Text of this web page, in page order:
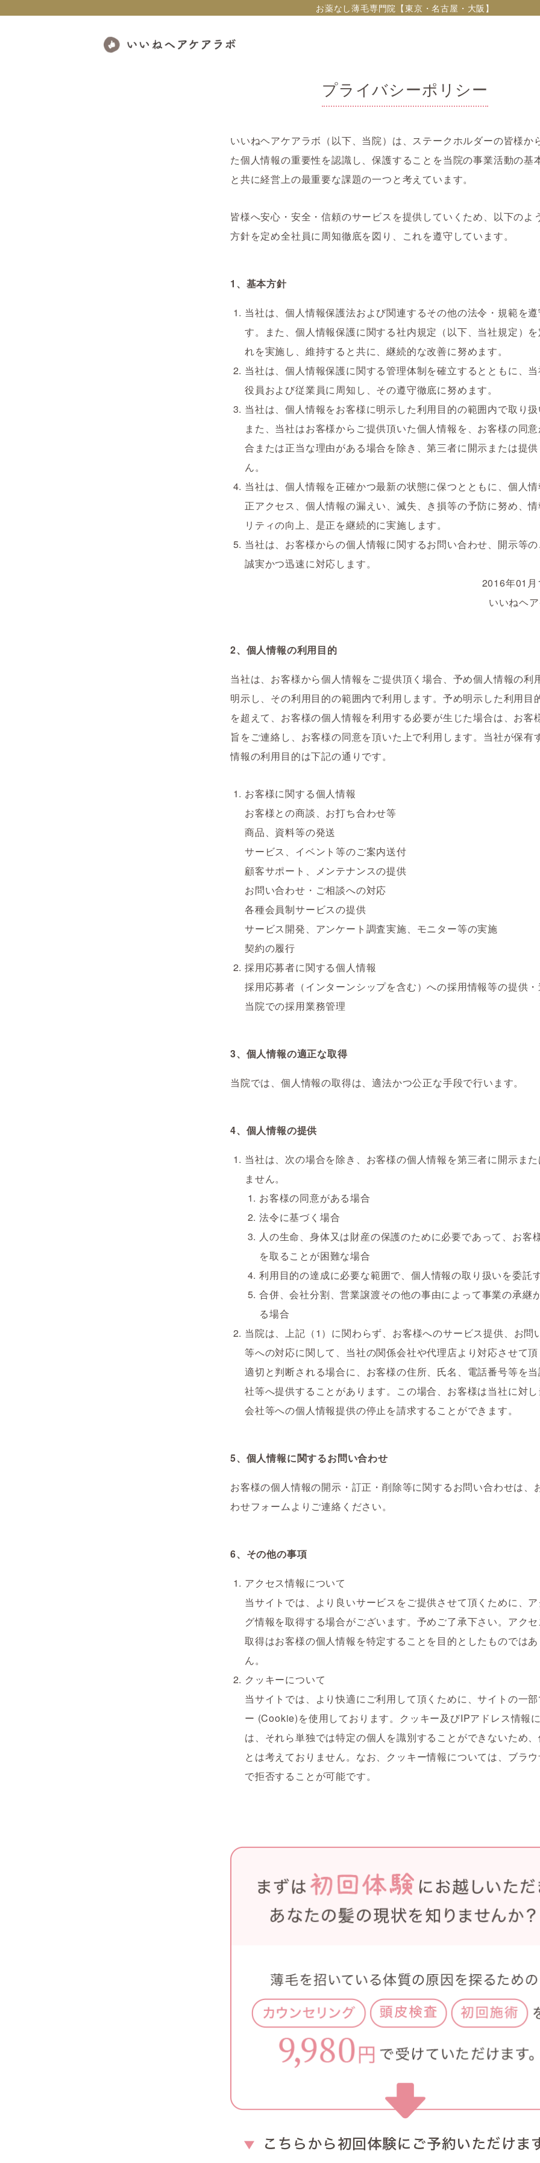
お薬なし薄毛専門院【東京・名古屋・大阪】
プライバシーポリシー
いいねヘアケアラボ（以下、当院）は、ステークホルダーの皆様か
た個人情報の重要性を認識し、保護することを当院の事業活動の基
と共に経営上の最重要な課題の一つと考えています。
皆様へ安心・安全・信頼のサービスを提供していくため、以下のよ
方針を定め全社員に周知徹底を図り、これを遵守しています。
1、基本方針
当社は、個人情報保護法および関連するその他の法令・規範を
す。また、個人情報保護に関する社内規定（以下、当社規定）
れを実施し、維持すると共に、継続的な改善に努めます。
当社は、個人情報保護に関する管理体制を確立するとともに、
役員および従業員に周知し、その遵守徹底に努めます。
当社は、個人情報をお客様に明示した利用目的の範囲内で取り
また、当社はお客様からご提供頂いた個人情報を、お客様の同
合または正当な理由がある場合を除き、第三者に開示または提
ん。
当社は、個人情報を正確かつ最新の状態に保つとともに、個人
正アクセス、個人情報の漏えい、滅失、き損等の予防に努め、
リティの向上、是正を継続的に実施します。
当社は、お客様からの個人情報に関するお問い合わせ、開示等
誠実かつ迅速に対応します。
2016年01
いいねヘ
2、個人情報の利用目的
当社は、お客様から個人情報をご提供頂く場合、予め個人情報の利
明示し、その利用目的の範囲内で利用します。予め明示した利用目
を超えて、お客様の個人情報を利用する必要が生じた場合は、お客
旨をご連絡し、お客様の同意を頂いた上で利用します。当社が保有
情報の利用目的は下記の通りです。
お客様に関する個人情報
お客様との商談、お打ち合わせ等
商品、資料等の発送
サービス、イベント等のご案内送付
顧客サポート、メンテナンスの提供
お問い合わせ・ご相談への対応
各種会員制サービスの提供
サービス開発、アンケート調査実施、モニター等の実施
契約の履行
採用応募者に関する個人情報
採用応募者（インターンシップを含む）への採用情報等の提供
当院での採用業務管理
3、個人情報の適正な取得
当院では、個人情報の取得は、適法かつ公正な手段で行います。
4、個人情報の提供
当社は、次の場合を除き、お客様の個人情報を第三者に開示ま
ません。
お客様の同意がある場合
法令に基づく場合
人の生命、身体又は財産の保護のために必要であって、お客
を取ることが困難な場合
利用目的の達成に必要な範囲で、個人情報の取り扱いを委託
合併、会社分割、営業譲渡その他の事由によって事業の承継
る場合
当院は、上記（1）に関わらず、お客様へのサービス提供、お問
等への対応に関して、当社の関係会社や代理店より対応させて
適切と判断される場合に、お客様の住所、氏名、電話番号等を
社等へ提供することがあります。この場合、お客様は当社に対
会社等への個人情報提供の停止を請求することができます。
5、個人情報に関するお問い合わせ
お客様の個人情報の開示・訂正・削除等に関するお問い合わせは、
わせフォームよりご連絡ください。
6、その他の事項
アクセス情報について
当サイトでは、より良いサービスをご提供させて頂くために、
グ情報を取得する場合がございます。予めご了承下さい。アク
取得はお客様の個人情報を特定することを目的としたものでは
ん。
クッキーについて
当サイトでは、より快適にご利用して頂くために、サイトの一
ー (Cookie)を使用しております。クッキー及びIPアドレス情報
は、それら単独では特定の個人を識別することができないため
とは考えておりません。なお、クッキー情報については、ブラ
で拒否することが可能です。